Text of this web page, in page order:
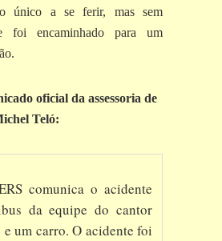
único a se ferir, mas sem
foi encaminhado para um
oficial da assessoria de
Teló:
comunica o acidente
da equipe do cantor
um carro. O acidente foi